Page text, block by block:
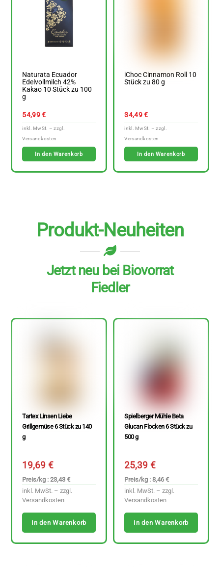
Naturata Ecuador
Edelvollmilch 42%
Kakao 10 Stück zu 100
g
54,99€
In den Warenkorb
iChoc Cinnamon Roll 10
Stück zu 80 g
34,49€
In den Warenkorb
Produkt-Neuheiten
Jetzt neu bei Biovorrat
Fiedler
Tartex Linsen Liebe
Grillgemüse 6 Stück zu 140
g
19,69€
Preis/kg : 23,43 €
inkl. MwSt. – zzgl.
Versandkosten
In den Warenkorb
Spielberger Mühle Beta
Glucan Flocken 6 Stück zu
500 g
25,39€
Preis/kg : 8,46 €
inkl. MwSt. – zzgl.
Versandkosten
In den Warenkorb